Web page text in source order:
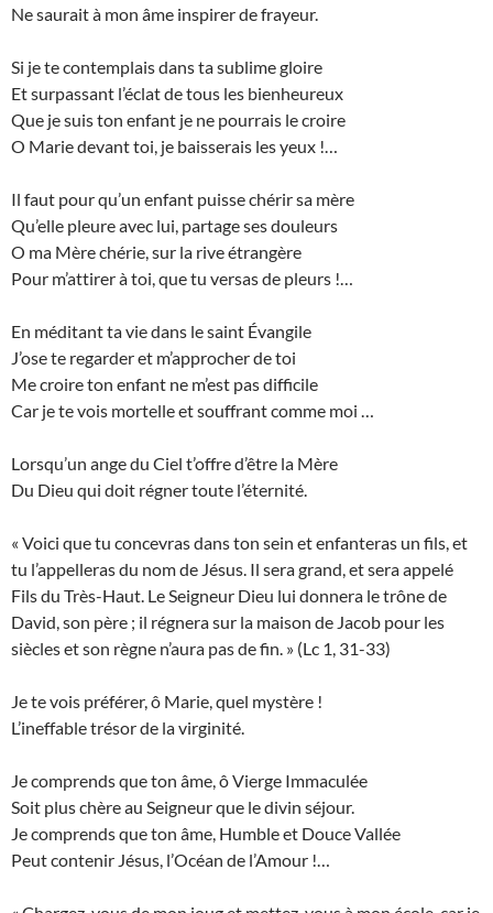
Ne saurait à mon âme inspirer de frayeur.
Si je te contemplais dans ta sublime gloire
Et surpassant l’éclat de tous les bienheureux
Que je suis ton enfant je ne pourrais le croire
O Marie devant toi, je baisserais les yeux !…
Il faut pour qu’un enfant puisse chérir sa mère
Qu’elle pleure avec lui, partage ses douleurs
O ma Mère chérie, sur la rive étrangère
Pour m’attirer à toi, que tu versas de pleurs !…
En méditant ta vie dans le saint Évangile
J’ose te regarder et m’approcher de toi
Me croire ton enfant ne m’est pas difficile
Car je te vois mortelle et souffrant comme moi …
Lorsqu’un ange du Ciel t’offre d’être la Mère
Du Dieu qui doit régner toute l’éternité.
« Voici que tu concevras dans ton sein et enfanteras un fils, et
tu l’appelleras du nom de Jésus. Il sera grand, et sera appelé
Fils du Très-Haut. Le Seigneur Dieu lui donnera le trône de
David, son père ; il régnera sur la maison de Jacob pour les
siècles et son règne n’aura pas de fin. » (Lc 1, 31-33)
Je te vois préférer, ô Marie, quel mystère !
L’ineffable trésor de la virginité.
Je comprends que ton âme, ô Vierge Immaculée
Soit plus chère au Seigneur que le divin séjour.
Je comprends que ton âme, Humble et Douce Vallée
Peut contenir Jésus, l’Océan de l’Amour !…